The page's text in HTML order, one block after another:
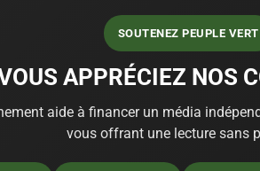
SOUTENEZ PEUPLE VERT
APPRÉCIEZ NOS
aide à financer un média
vous offrant une lecture sans